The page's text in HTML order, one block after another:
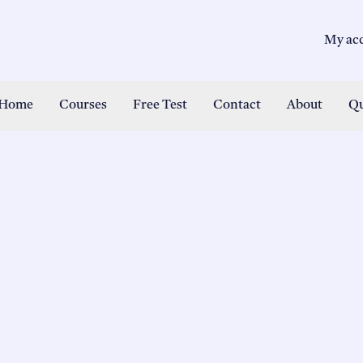
My
Courses Free Test Contact About